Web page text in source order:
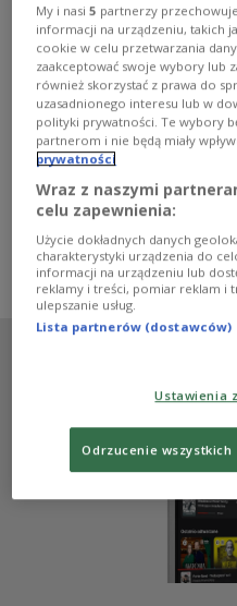
Michał Teklak i
eksperymenty
Orange chicken, sałatka
panierowany z Buldaku.
dania, sprawdza przepisy
wykorzystuje gotowe
się słowami "Cześć,
Zobacz więcej na temat:
jedzenie Marta Hoppe
My i nasi5 partnerzy
informacji na urządzeniu, takich
cookie w celu przetwarzania
zaakceptować swoje wybory lub
również skorzystać z prawa do
uzasadnionego interesu lub w
polityki prywatności. Te wybory
partnerom i nie będą miały
prywatności
Wraz z naszymi
celu zapewnienia:
Użycie dokładnych danych
charakterystyki urządzenia do
informacji na urządzeniu lub
reklamy i treści, pomiar reklam i
ulepszanie usług.
Lista partnerów (dostawców)
Ustawienia
Odrzucenie wszystkich